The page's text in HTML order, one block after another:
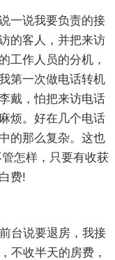
一说我要负责的接
的客人，并把来访
工作人员的分机，
第一次做电话转机
戴，怕把来访电话
烦。好在几个电话
的那么复杂。这也
怎样，只要有收获
费!
台说要退房，我接
不收半天的房费，